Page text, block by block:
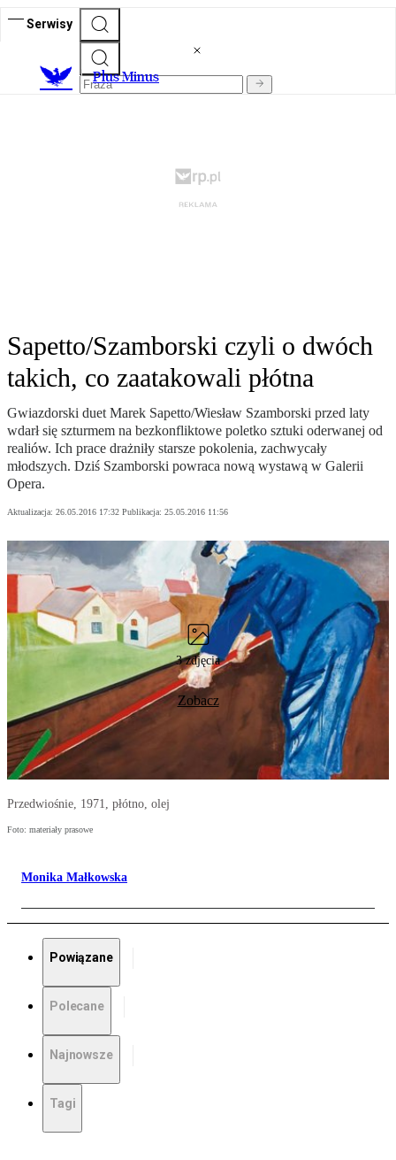
Serwisy
Plus Minus
Sapetto/Szamborski czyli o dwóch
takich, co zaatakowali płótna
Gwiazdorski duet Marek Sapetto/Wiesław Szamborski przed laty
wdarł się szturmem na bezkonfliktowe poletko sztuki oderwanej od
realiów. Ich prace drażniły starsze pokolenia, zachwycały
młodszych. Dziś Szamborski powraca nową wystawą w Galerii
Opera.
Aktualizacja: 26.05.2016 17:32 Publikacja: 25.05.2016 11:56
3 zdjęcia
Zobacz
Przedwiośnie, 1971, płótno, olej
Foto: materiały prasowe
Monika Małkowska
Powiązane
Polecane
Najnowsze
Tagi